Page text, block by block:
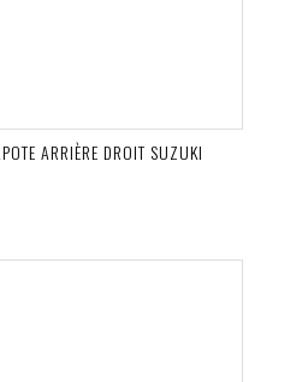
ARRIÈRE DROIT SUZUKI